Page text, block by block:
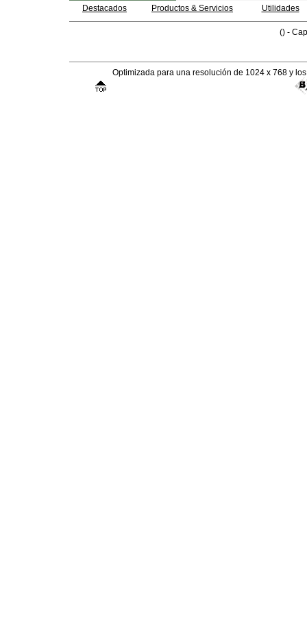
Destacados Productos & Servicios Utilidades
() -
Optimizada para una resolución de 1024 x 768 y